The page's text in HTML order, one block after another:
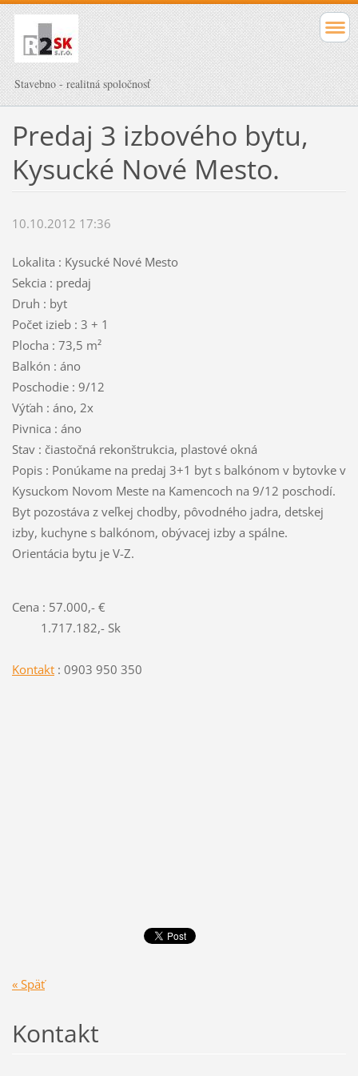
Stavebno - realitná spoločnosť
Predaj 3 izbového bytu,
Kysucké Nové Mesto.
10.10.2012 17:36
Lokalita : Kysucké Nové Mesto
Sekcia : predaj
Druh : byt
Počet izieb : 3 + 1
Plocha : 73,5 m²
Balkón : áno
Poschodie : 9/12
Výťah : áno, 2x
Pivnica : áno
Stav : čiastočná rekonštrukcia, plastové okná
Popis : Ponúkame na predaj 3+1 byt s balkónom v bytovke v
Kysuckom Novom Meste na Kamencoch na 9/12 poschodí.
Byt pozostáva z veľkej chodby, pôvodného jadra, detskej
izby, kuchyne s balkónom, obývacej izby a spálne.
Orientácia bytu je V-Z.
Cena : 57.000,- €
1.717.182,- Sk
Kontakt: 0903 950 350
« Späť
Kontakt